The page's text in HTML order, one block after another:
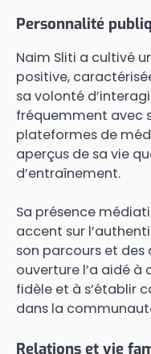
Personnalité
Naim Sliti a cultivé
positive,
sa volonté
fréquemment avec
plateformes de
aperçus de sa vie
d’entraînement.
Sa présence
accent sur
son parcours et des
ouverture l’a aidé à
fidèle et à s’établir
dans la
Relations et vie